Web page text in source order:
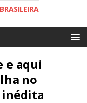
e aqui
no
inédita